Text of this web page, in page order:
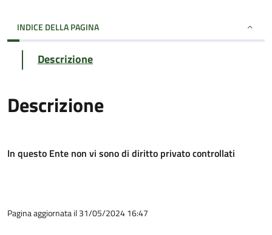
INDICE DELLA PAGINA
Descrizione
Descrizione
In questo Ente non vi sono di diritto privato controllati
Pagina aggiornata il 31/05/2024 16:47